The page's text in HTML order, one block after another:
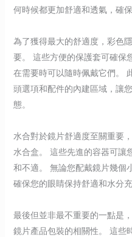
何時候都更加舒適和透氣，確保
為了獲得最大的舒適度，彩色
要。 這些方便的保護套可確保
在需要時可以隨時佩戴它們。
頭選項和配件的內建區域，讓
態。
水合對於鏡片舒適度至關重要
水合盒。 這些先進的容器可讓
和不適。 無論您配戴鏡片幾個
確保您的眼睛保持舒適和水分充
最後但並非最不重要的一點是
鏡片產品包裝的相關性。 這些